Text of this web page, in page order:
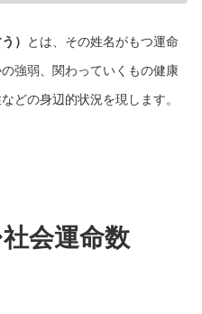
）
とは、その姓名がもつ運命
強弱、関わっていくもの健康
どの身辺的状況を現します。
会運命数